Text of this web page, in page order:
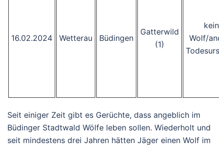
16.02.2024 Wetterau Büdingen
Gatterwild
(1)
kein
Wolf/
Seit einiger Zeit gibt es Gerüchte, dass angeblich im
Büdinger Stadtwald Wölfe leben sollen. Wiederholt und
seit mindestens drei Jahren hätten Jäger einen Wolf im